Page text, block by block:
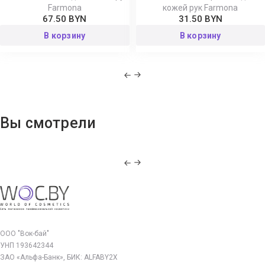
Farmona
67.50 BYN
В корзину
кожей рук Farmona
31.50 BYN
В корзину
Вы смотрели
ООО "Вок-бай"
УНП 193642344
ЗАО «Альфа-Банк», БИК: ALFABY2X